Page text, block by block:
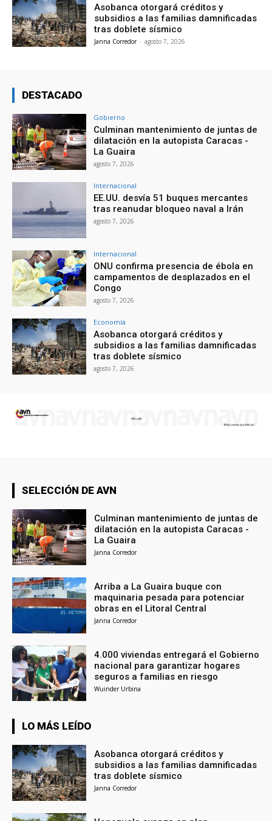
Asobanca otorgará créditos y
subsidios a las familias damnificadas
tras doblete sísmico
Janna Corredor - agosto 7, 2026
DESTACADO
Gobierno
Culminan mantenimiento de juntas de
dilatación en la autopista Caracas -
La Guaira
agosto 7, 2026
Internacional
EE.UU. desvía 51 buques mercantes
tras reanudar bloqueo naval a Irán
agosto 7, 2026
Internacional
ONU confirma presencia de ébola en
campamentos de desplazados en el
Congo
agosto 7, 2026
Economía
Asobanca otorgará créditos y
subsidios a las familias damnificadas
tras doblete sísmico
agosto 7, 2026
SELECCIÓN DE AVN
Culminan mantenimiento de juntas de
dilatación en la autopista Caracas -
La Guaira
Janna Corredor
Arriba a La Guaira buque con
maquinaria pesada para potenciar
obras en el Litoral Central
Janna Corredor
4.000 viviendas entregará el Gobierno
nacional para garantizar hogares
seguros a familias en riesgo
Wuinder Urbina
LO MÁS LEÍDO
Asobanca otorgará créditos y
subsidios a las familias damnificadas
tras doblete sísmico
Janna Corredor